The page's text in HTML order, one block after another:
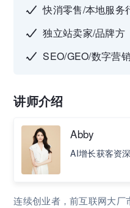
快消零售/本地服务
独立站卖家/品牌方
SEO/GEO/数字营
讲师介绍
Abby
AI增长获客资
连续创业者，前互联网大